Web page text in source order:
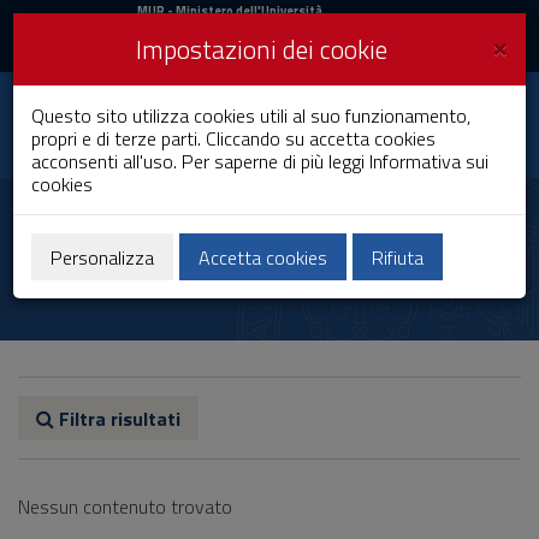
Vai
al
navigazione
sito
Footer
MIUR
Accedi
MUR- Ministero dell'Università
Accedi UniCA News
Toggle
navigation
Università degli
Studi di Cagliari
Davide Maiorca
Filtra risultati
Nessun contenuto trovato
×
Impostazioni dei cookie
Questo sito utilizza cookies utili al suo funzionamento,
propri e di terze parti. Cliccando su accetta cookies
acconsenti all'uso. Per saperne di più leggi Informativa sui
cookies
Personalizza Accetta cookies Rifiuta